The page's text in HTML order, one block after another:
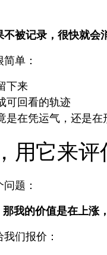
被记录，很快就会
单：
下来
可回看的轨迹
是在凭运气，还是在
用它来评
题：
我的价值是在上涨
们报价：